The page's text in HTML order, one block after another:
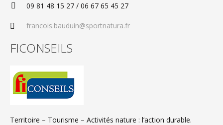
09 81 48 15 27 / 06 67 65 45 27
francois.bauduin@sportnatura.fr
FICONSEILS
Territoire – Tourisme – Activités nature : l’action durable.